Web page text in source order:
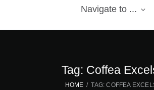
Navigate to ...
Tag: Coffea
HOME TAG: COFFEA